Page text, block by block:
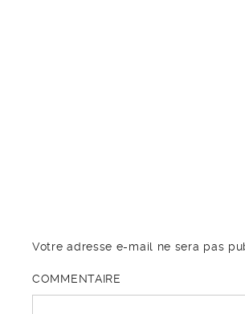
Votre adresse e-mail ne sera pas
COMMENTAIRE